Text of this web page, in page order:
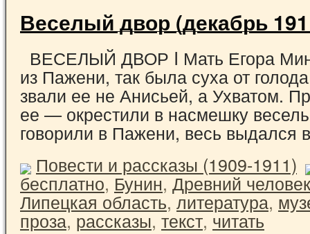
Веселый двор (декабрь
ВЕСЕЛЫЙ ДВОР I Мать Егора
из Пажени, так была суха от
звали ее не Анисьей, а Ухватом.
ее — окрестили в насмешку
говорили в Пажени, весь
Повести и рассказы (1909-1911)
бесплатно,Бунин,Древний человек
Липецкая область,литература,
проза,рассказы,текст,читать